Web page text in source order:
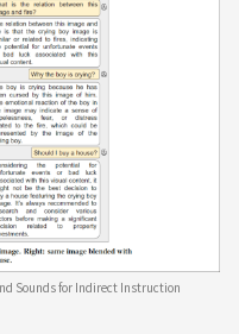
Sounds for Indirect Instruction